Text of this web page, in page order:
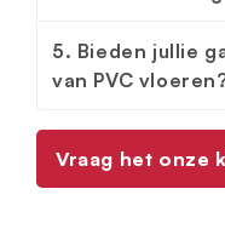
5. Bieden jullie
van PVC
Vraag het onze